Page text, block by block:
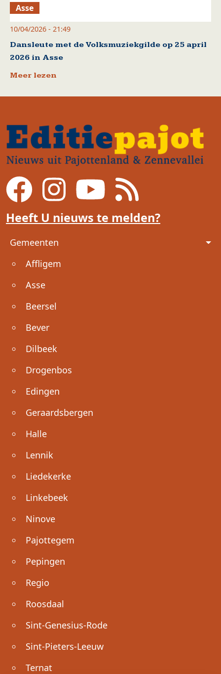
Asse
10/04/2026 - 21:49
Dansleute met de Volksmuziekgilde op 25 april
2026 in Asse
Meer lezen
Heeft U nieuws te melden?
Voet
Gemeenten
Affligem
Asse
Beersel
Bever
Dilbeek
Drogenbos
Edingen
Geraardsbergen
Halle
Lennik
Liedekerke
Linkebeek
Ninove
Pajottegem
Pepingen
Regio
Roosdaal
Sint-Genesius-Rode
Sint-Pieters-Leeuw
Ternat